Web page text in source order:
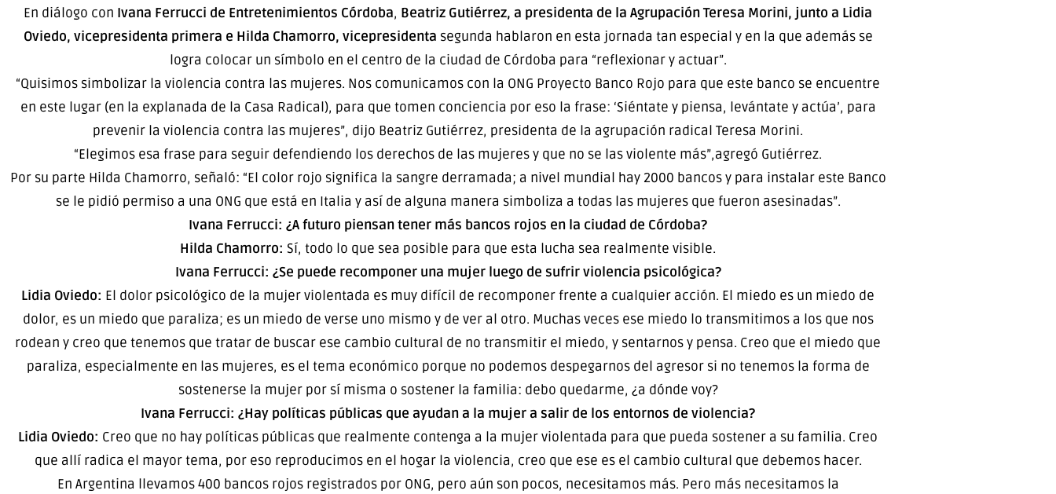
En diálogo con Ivana Ferrucci de Entretenimientos Córdoba, Beatriz Gutiérrez, a presidenta de la Agrupación Teresa Morini, junto a Lidia
Oviedo, vicepresidenta primera e Hilda Chamorro, vicepresidenta segunda hablaron en esta jornada tan especial y en la que además se
logra colocar un símbolo en el centro de la ciudad de Córdoba para “reflexionar y actuar”.
“Quisimos simbolizar la violencia contra las mujeres. Nos comunicamos con la ONG Proyecto Banco Rojo para que este banco se encuentre
en este lugar (en la explanada de la Casa Radical), para que tomen conciencia por eso la frase: ‘Siéntate y piensa, levántate y actúa’, para
prevenir la violencia contra las mujeres”, dijo Beatriz Gutiérrez, presidenta de la agrupación radical Teresa Morini.
“Elegimos esa frase para seguir defendiendo los derechos de las mujeres y que no se las violente más”,agregó Gutiérrez.
Por su parte Hilda Chamorro, señaló: “El color rojo significa la sangre derramada; a nivel mundial hay 2000 bancos y para instalar este Banco
se le pidió permiso a una ONG que está en Italia y así de alguna manera simboliza a todas las mujeres que fueron asesinadas”.
Ivana Ferrucci: ¿A futuro piensan tener más bancos rojos en la ciudad de Córdoba?
Hilda Chamorro: Sí, todo lo que sea posible para que esta lucha sea realmente visible.
Ivana Ferrucci: ¿Se puede recomponer una mujer luego de sufrir violencia psicológica?
Lidia Oviedo: El dolor psicológico de la mujer violentada es muy difícil de recomponer frente a cualquier acción. El miedo es un miedo de
dolor, es un miedo que paraliza; es un miedo de verse uno mismo y de ver al otro. Muchas veces ese miedo lo transmitimos a los que nos
rodean y creo que tenemos que tratar de buscar ese cambio cultural de no transmitir el miedo, y sentarnos y pensa. Creo que el miedo que
paraliza, especialmente en las mujeres, es el tema económico porque no podemos despegarnos del agresor si no tenemos la forma de
sostenerse la mujer por sí misma o sostener la familia: debo quedarme, ¿a dónde voy?
Ivana Ferrucci: ¿Hay políticas públicas que ayudan a la mujer a salir de los entornos de violencia?
Lidia Oviedo: Creo que no hay políticas públicas que realmente contenga a la mujer violentada para que pueda sostener a su familia. Creo
que allí radica el mayor tema, por eso reproducimos en el hogar la violencia, creo que ese es el cambio cultural que debemos hacer.
En Argentina llevamos 400 bancos rojos registrados por ONG, pero aún son pocos, necesitamos más. Pero más necesitamos la